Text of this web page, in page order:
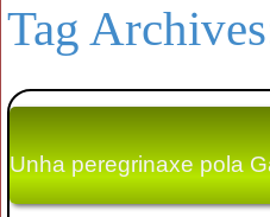
Tag
Unha peregrinaxe pola